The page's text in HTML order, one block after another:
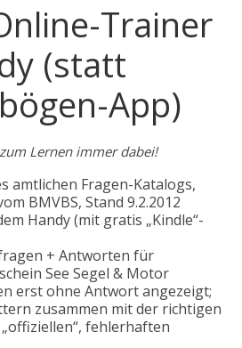
Trainer
(statt
App)
Lernen immer dabei!
amtlichen Fragen-Katalogs,
BMVBS, Stand 9.2.2012
Handy (mit gratis „Kindle“-
+ Antworten für
See Segel & Motor
erst ohne Antwort angezeigt;
zusammen mit der richtigen
fehlerhaften